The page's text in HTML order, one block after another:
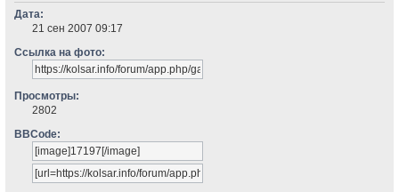
Дата:
21 сен 2007 09:17
Ссылка на фото:
Просмотры:
2802
BBCode: